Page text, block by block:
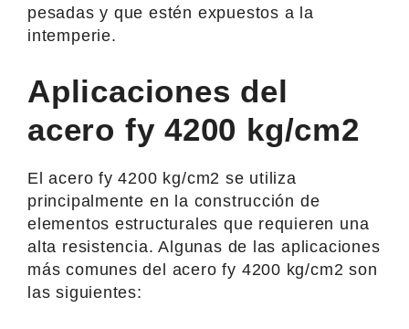
pesadas y que estén expuestos a la
intemperie.
Aplicaciones del
acero fy 4200 kg/cm2
El acero fy 4200 kg/cm2 se utiliza
principalmente en la construcción de
elementos estructurales que requieren una
alta resistencia. Algunas de las aplicaciones
más comunes del acero fy 4200 kg/cm2 son
las siguientes: